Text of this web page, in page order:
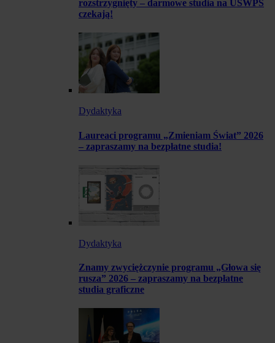
rozstrzygnięty – darmowe studia na USWPS
czekają!
Dydaktyka
Laureaci programu „Zmieniam Świat” 2026
– zapraszamy na bezpłatne studia!
Dydaktyka
Znamy zwyciężczynie programu „Głowa się
rusza” 2026 – zapraszamy na bezpłatne
studia graficzne